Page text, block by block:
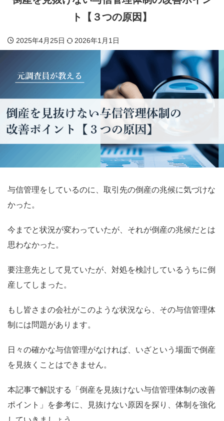
ト【３つの原因】
2025年4月25日 2026年1月1日
与信管理をしているのに、取引先の倒産の兆候に気づけな
かった。
今までと状況が変わっていたが、それが倒産の兆候だとは
思わなかった。
要注意先として見ていたが、対処を検討しているうちに倒
産してしまった。
もし皆さまの会社がこのような状況なら、その与信管理体
制には問題があります。
日々の確かな与信管理がなければ、いざという場面で倒産
を見抜くことはできません。
本記事で解説する「倒産を見抜けない与信管理体制の改善
ポイント」を参考に、見抜けない原因を探り、体制を強化